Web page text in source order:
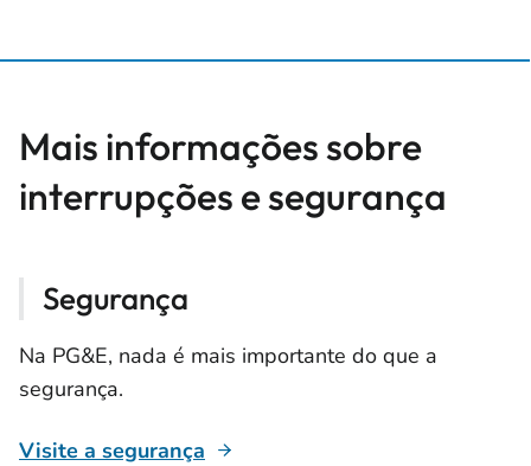
Mais informações sobre
interrupções e segurança
Segurança
Na PG&E, nada é mais importante do que a
segurança.
Visite a segurança